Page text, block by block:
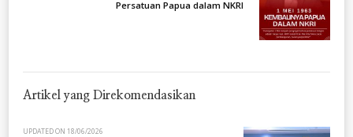
Persatuan Papua dalam NKRI
Artikel yang Direkomendasikan
UPDATED ON 18/06/2026